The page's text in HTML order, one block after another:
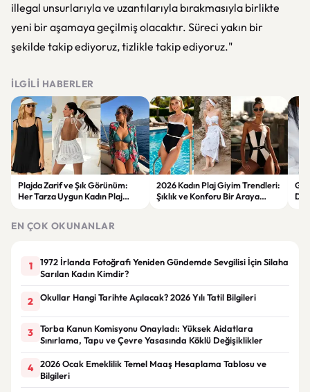
illegal unsurlarıyla ve uzantılarıyla bırakmasıyla birlikte
yeni bir aşamaya geçilmiş olacaktır. Süreci yakın bir
şekilde takip ediyoruz, tizlikle takip ediyoruz."
İLGILI HABERLER
Plajda Zarif ve Şık Görünüm:
Her Tarza Uygun Kadın Plaj
2026 Kadın Plaj Giyim Trendleri:
Şıklık ve Konforu Bir Araya
EN ÇOK OKUNANLAR
1
1972 İrlanda Fotoğrafı Yeniden Gündemde Sevgilisi İçin Silaha
Sarılan Kadın Kimdir?
2 Okullar Hangi Tarihte Açılacak? 2026 Yılı Tatil Bilgileri
3
Torba Kanun Komisyonu Onayladı: Yüksek Aidatlara
Sınırlama, Tapu ve Çevre Yasasında Köklü Değişiklikler
4
2026 Ocak Emeklilik Temel Maaş Hesaplama Tablosu ve
Bilgileri